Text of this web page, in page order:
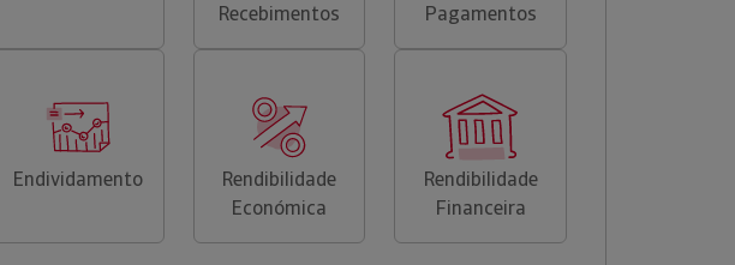
Recebimentos
Pagamentos
Endividamento
Rendibilidade
Económica
Rendibilidade
Financeira